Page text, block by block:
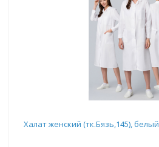
Халат женский (тк.Бязь,145), белый